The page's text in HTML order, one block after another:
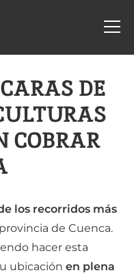
DE
COBRAR
los recorridos más
de Cuenca.
hacer esta
ubicación en plena